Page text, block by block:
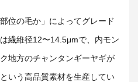
位の毛か」によってグレード
繊維径12〜14.5μmで、内モン
地方のチャンタンギーヤギが
いう高品質素材を生産してい